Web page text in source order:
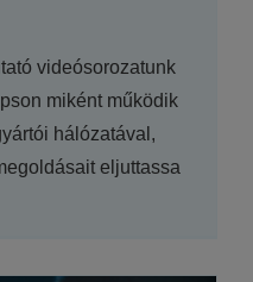
videósorozatunk
miként működik
hálózatával,
eljuttassa